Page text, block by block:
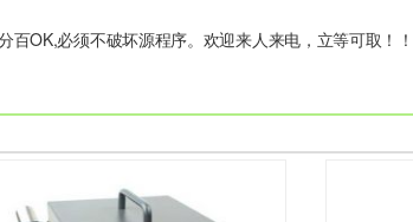
百OK,必须不破坏源程序。欢迎来人来电，立等可取！！